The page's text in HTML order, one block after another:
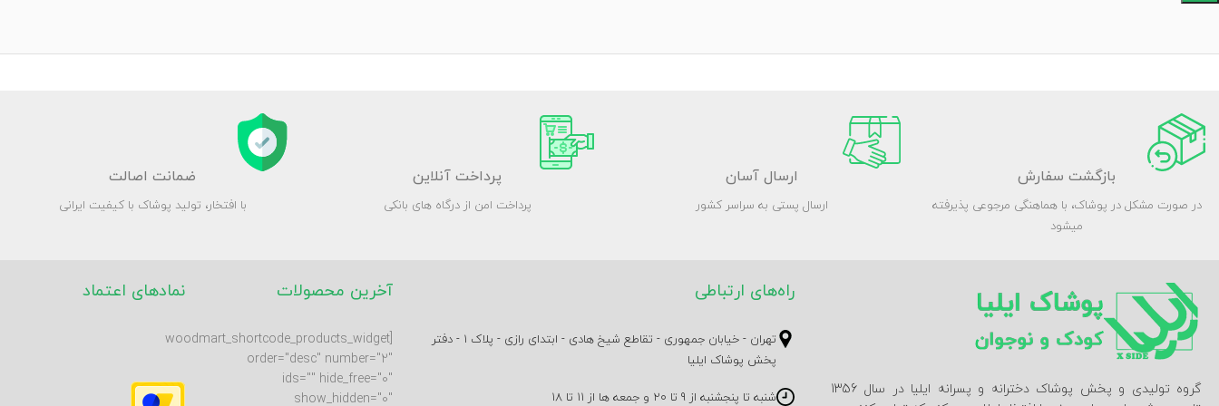
بازگشت سفارش
در صورت مشکل در پوشاک، با هماهنگی مرجوعی پذیرفته
میشود
ارسال آسان
ارسال پستی به سراسر کشور
پرداخت آنلاین
پرداخت امن از درگاه های بانکی
ضمانت اصالت
با افتخار، تولید پوشاک با کیفیت ایرانی
گروه تولیدی و پخش پوشاک دخترانه و پسرانه ایلیا در سال 1356
راه‌های ارتباطی
تهران - خیابان جمهوری - تقاطع شیخ هادی - ابتدای رازی - پلاک 1 - دفتر
پخش پوشاک ایلیا
شنبه تا پنجشنبه از 9 تا 20 و جمعه ها از 11 تا 18
آخرین محصولات
[woodmart_shortcode_products_widget
order="desc" number="2"
ids="" hide_free="0"
show_hidden="0"
نمادهای اعتماد